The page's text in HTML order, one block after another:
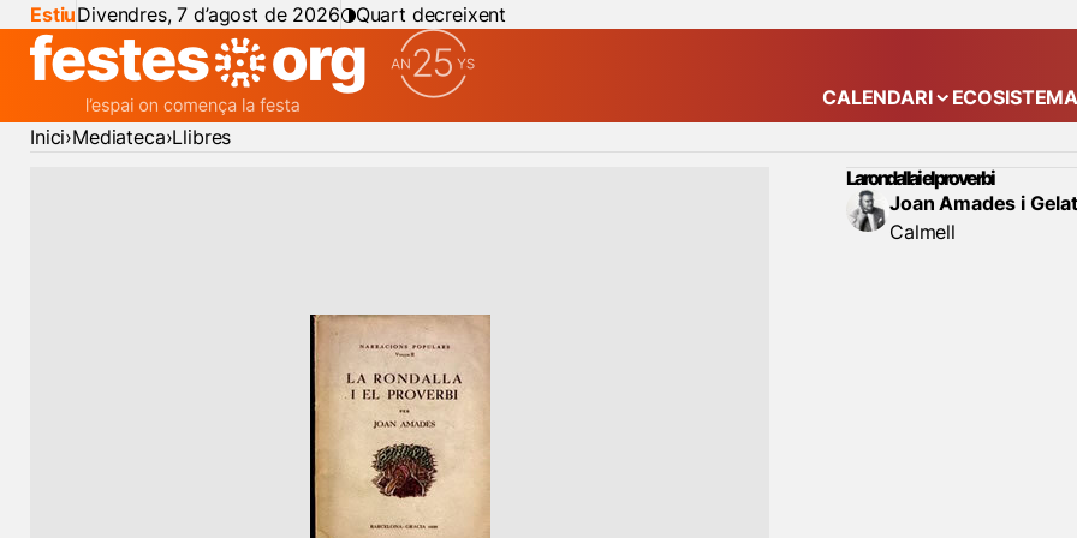
EstiuDivendres, 7 d’agost de 2026 Quart decreixent
CALENDARI Mostra el
ECOSISTEMA
Inici Mediateca Llibres
La rondalla i el proverbi
Joan Amades i
Calmell